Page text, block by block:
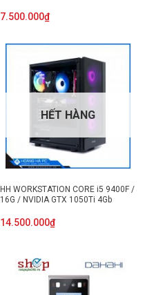
7.500.000₫
HẾT HÀNG
HH WORKSTATION CORE i5 9400F /
16G / NVIDIA GTX 1050Ti 4Gb
14.500.000₫